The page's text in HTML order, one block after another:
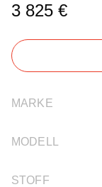
3 825 €
MARKE
MODELL
STOFF